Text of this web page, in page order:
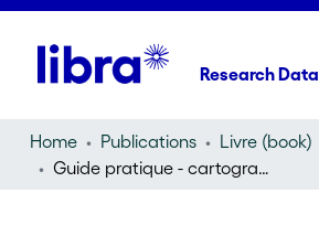
Research Data
Home Publications
Livre (book)
Guide pratique - cartographie de la vulnérabilité en régions karstiques (EPIK)